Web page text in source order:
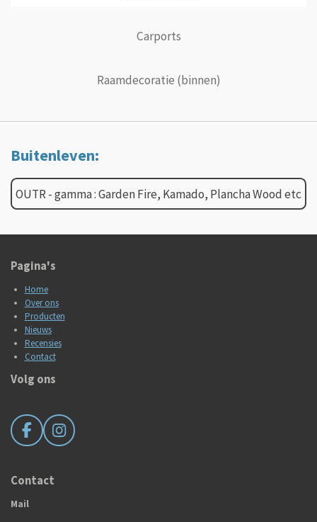
Carports
Raamdecoratie (binnen)
Buitenleven:
OUTR - gamma : Garden Fire, Kamado, Plancha Wood etc
Pagina's
Home
Over ons
Producten
Nieuws
Recensies
Contact
Volg ons
F
a
e
o
I
n
Contact
Mail